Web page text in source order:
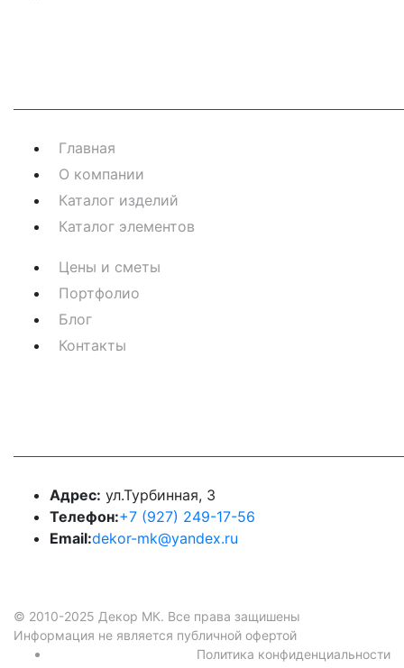
Главная
О компании
Каталог изделий
Каталог элементов
Цены и сметы
Портфолио
Блог
Контакты
Адрес: ул.Турбинная, 3
Телефон:+7 (927) 249-17-56
Email:dekor-mk@yandex.ru
© 2010-2025 Декор МК. Все права защишены
Информация не является публичной офертой
Политика конфиденциальности